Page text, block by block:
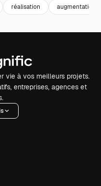
réalisation augmentation
vie à vos meilleurs projets.
entreprises, agences et